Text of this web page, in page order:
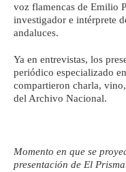
voz flamencas de Emilio
investigador e intérprete
andaluces.
Ya en entrevistas, los
periódico especializado
compartieron charla,
del Archivo Nacional.
Momento en que se
presentación de El